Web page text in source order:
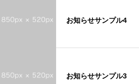
お知らせサンプル4
お知らせサンプル3